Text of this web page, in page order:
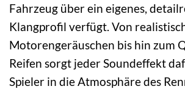
Fahrzeug über ein eigenes,
Klangprofil verfügt. Von
Motorengeräuschen bis hin zum
Reifen sorgt jeder Soundeffekt
Spieler in die Atmosphäre des